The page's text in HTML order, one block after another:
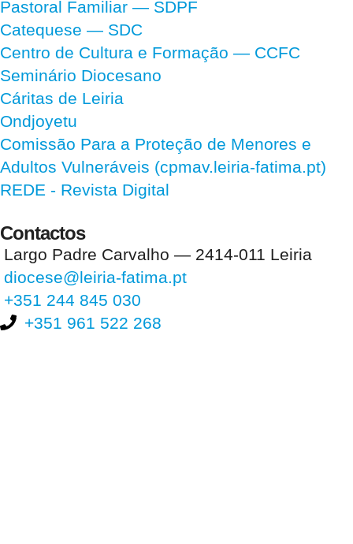
Pastoral Familiar — SDPF
Catequese — SDC
Centro de Cultura e Formação — CCFC
Seminário Diocesano
Cáritas de Leiria
Ondjoyetu
Comissão Para a Proteção de Menores e
Adultos Vulneráveis (cpmav.leiria-fatima.pt)
REDE - Revista Digital
Contactos
Largo Padre Carvalho — 2414-011 Leiria
diocese@leiria-fatima.pt
+351 244 845 030
+351 961 522 268